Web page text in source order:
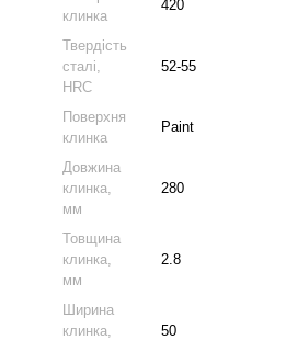
клинка
420
Твердість
сталі,
HRC
52-55
Поверхня
клинка
Paint
Довжина
клинка,
мм
280
Товщина
клинка,
мм
2.8
Ширина
клинка,
50